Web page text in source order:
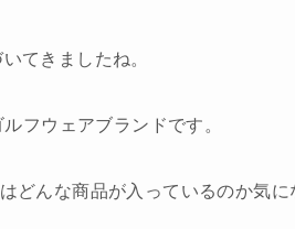
てきましたね。
フウェアブランドです。
どんな商品が入っているのか気に